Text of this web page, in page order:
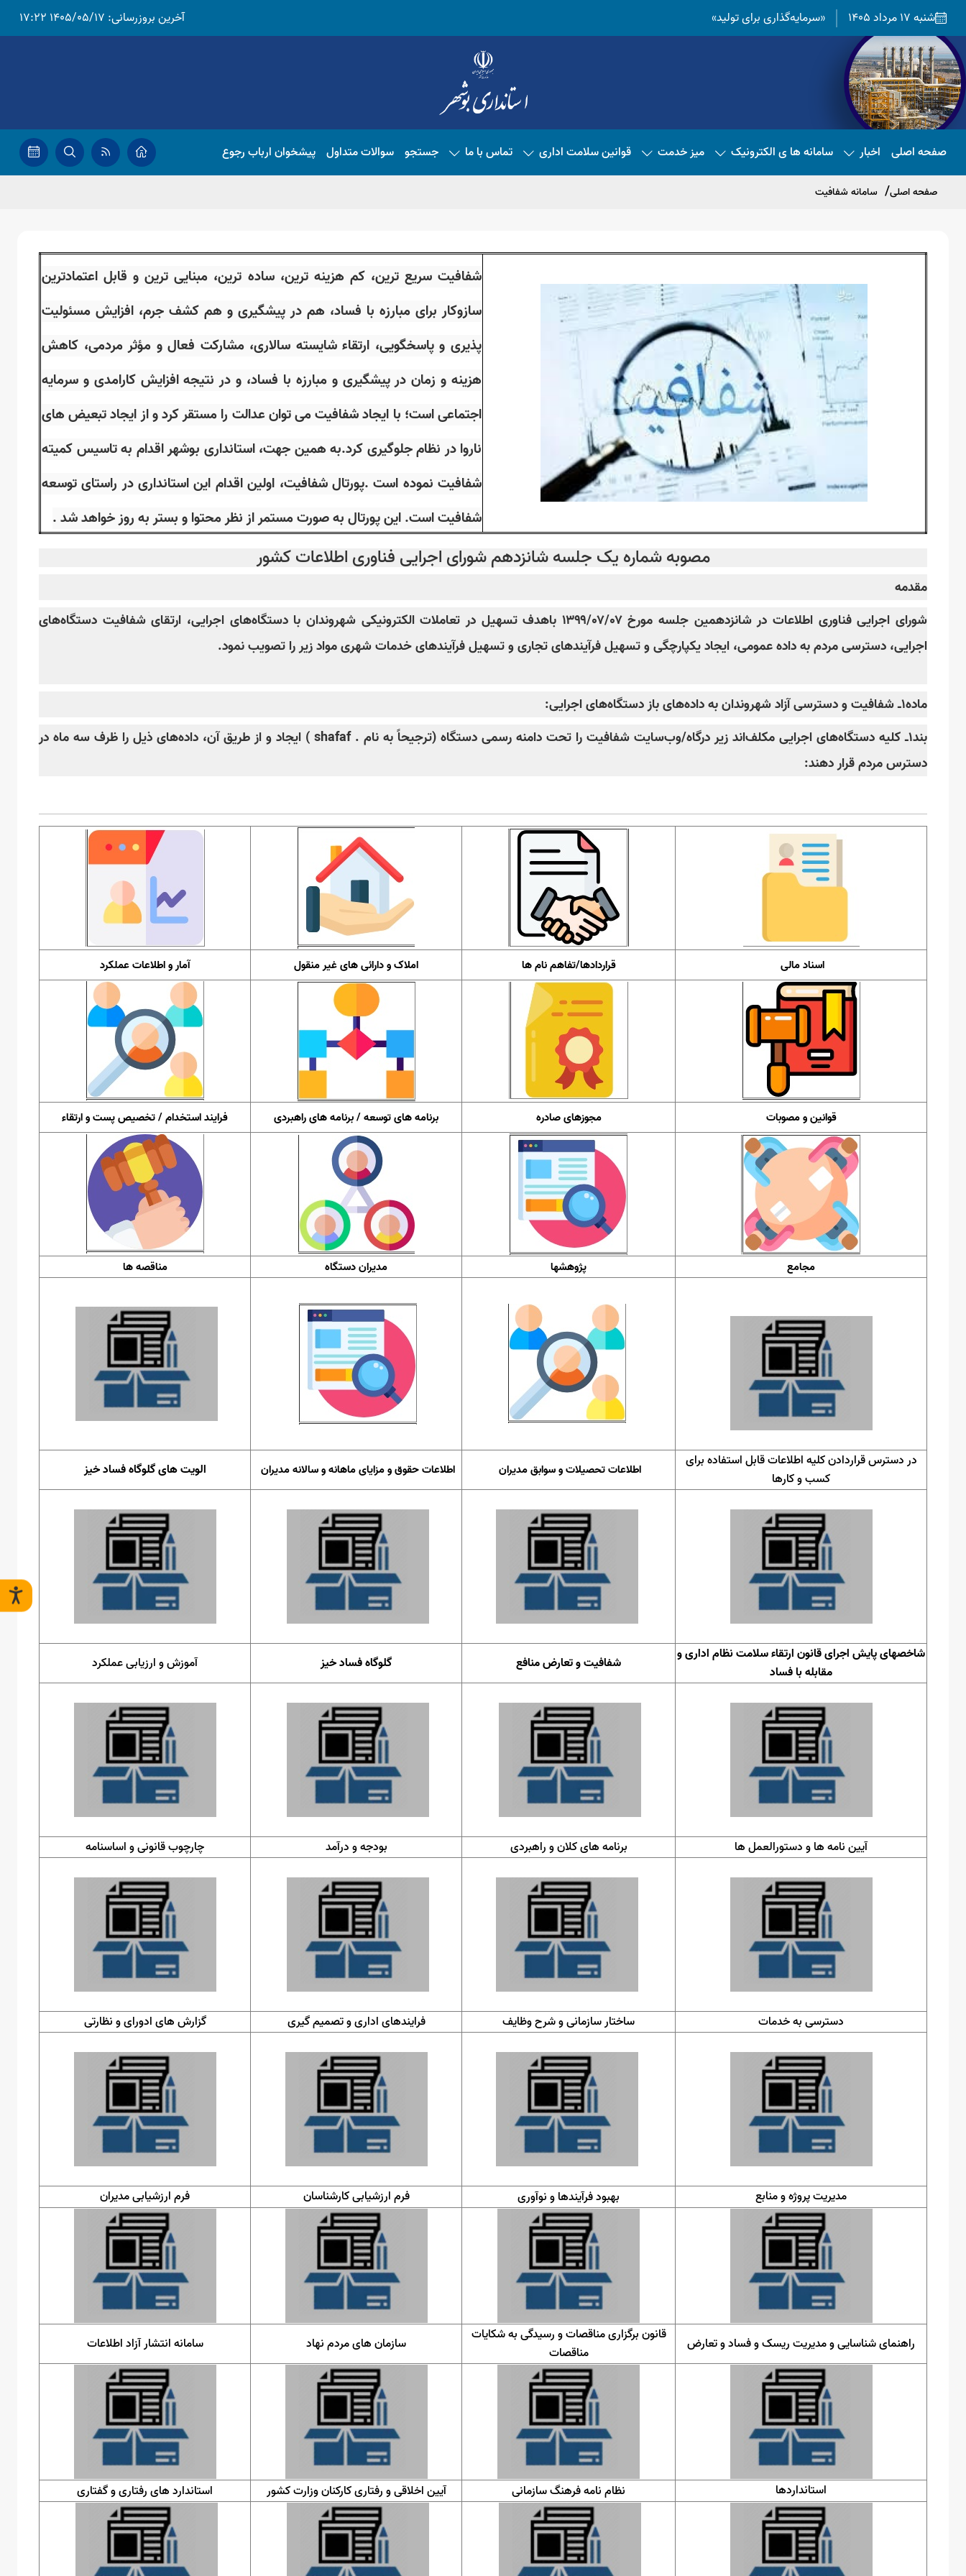
شنبه 17 مرداد 1405 «سرمایه‌گذاری برای تولید» آخرین بروزرسانی: 1405/05/17 17:22
صفحه اصلی اخبار سامانه ها ی الکترونیک میز خدمت قوانین سلامت اداری تماس با ما جستجو سوالات متداول پیشخوان ارباب رجوع
صفحه اصلی سامانه شفافیت
شفافیت سریع ترین، کم هزینه ترین، ساده ترین، مبنایی ترین و قابل اعتمادترین
سازوکار برای مبارزه با فساد، هم در پیشگیری و هم کشف جرم، افزایش مسئولیت
پذیری و پاسخگویی، ارتقاء شایسته سالاری، مشارکت فعال و مؤثر مردمی، کاهش
هزینه و زمان در پیشگیری و مبارزه با فساد، و در نتیجه افزایش کارامدی و سرمایه
اجتماعی است؛ با ایجاد شفافیت می توان عدالت را مستقر کرد و از ایجاد تبعیض های
ناروا در نظام جلوگیری کرد.به همین جهت، استانداری بوشهر اقدام به تاسیس کمیته
شفافیت نموده است .پورتال شفافیت، اولین اقدام این استانداری در راستای توسعه
شفافیت است. این پورتال به صورت مستمر از نظر محتوا و بستر به روز خواهد شد .
مصوبه شماره یک جلسه شانزدهم شورای اجرایی فناوری اطلاعات کشور
مقدمه
شورای اجرایی فناوری اطلاعات در شانزدهمین جلسه مورخ ۱۳۹۹/۰۷/۰۷ باهدف تسهیل در تعاملات الکترونیکی شهروندان با دستگاه‌های اجرایی، ارتقای شفافیت دستگاه‌های
اجرایی، دسترسی مردم به داده عمومی، ایجاد یکپارچگی و تسهیل فرآیندهای تجاری و تسهیل فرآیندهای خدمات شهری مواد زیر را تصویب نمود.
ماده۱ـ شفافیت و دسترسی آزاد شهروندان به داده‌های باز دستگاه‌های اجرایی:
بند۱ـ کلیه دستگاه‌های اجرایی مکلف‌اند زیر درگاه/وب‌سایت شفافیت را تحت دامنه رسمی دستگاه (ترجیحاً به نام . shafaf ) ایجاد و از طریق آن، داده‌های ذیل را ظرف سه ماه در
دسترس مردم قرار دهند:
اسناد مالی قراردادها/تفاهم نام ها املاک و دارائی های غیر منقول آمار و اطلاعات عملکرد
قوانین و مصوبات مجوزهای صادره برنامه های توسعه / برنامه های راهبردی فرایند استخدام / تخصیص پست و ارتقاء
مجامع پژوهشها مدیران دستگاه مناقصه ها
در دسترس قراردادن کلیه اطلاعات قابل استفاده برای
کسب و کارها
اطلاعات تحصیلات و سوابق مدیران اطلاعات حقوق و مزایای ماهانه و سالانه مدیران الویت های گلوگاه فساد خیز
شاخصهای پایش اجرای قانون ارتقاء سلامت نظام اداری و
مقابله با فساد
شفافیت و تعارض منافع گلوگاه فساد خیز آموزش و ارزیابی عملکرد
آیین نامه ها و دستورالعمل ها برنامه های کلان و راهبردی بودجه و درآمد چارچوب قانونی و اساسنامه
دسترسی به خدمات ساختار سازمانی و شرح وظایف فرایندهای اداری و تصمیم گیری گزارش های ادورای و نظارتی
مدیریت پروژه و منابع بهبود فرآیندها و نوآوری فرم ارزشیابی کارشناسان فرم ارزشیابی مدیران
راهنمای شناسایی و مدیریت ریسک و فساد و تعارض
قانون برگزاری مناقصات و رسیدگی به شکایات
مناقصات
سازمان های مردم نهاد سامانه انتشار آزاد اطلاعات
استانداردها نظام نامه فرهنگ سازمانی آیین اخلاقی و رفتاری کارکنان وزارت کشور استاندارد های رفتاری و گفتاری